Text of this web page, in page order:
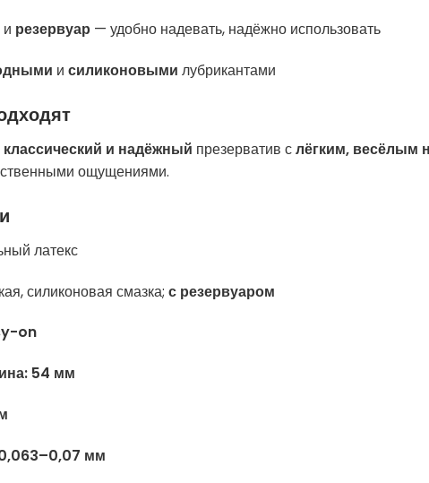
и резервуар — удобно надевать, надёжно использовать
исиликоновыми лубрикантами
классический и надёжный презерватив слёгким, весёлым
ощущениями.
латекс
силиконовая смазка;с резервуаром
on
54 мм
мм